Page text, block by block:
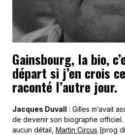
Gainsbourg, la bio,
départ si j’en crois
raconté l’autre jour.
Jacques Duvall : Gilles m’avait
de devenir son biographe
aucun détail, Martin Circus [prog